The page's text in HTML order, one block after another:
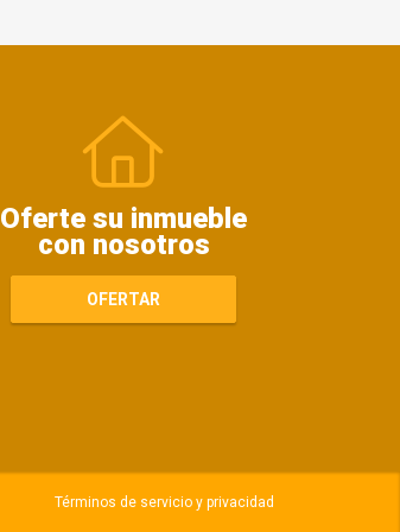
Oferte su inmueble
con nosotros
OFERTAR
Términos de servicio y privacidad